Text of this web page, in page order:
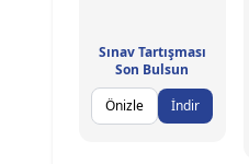
Sınav Tartışması
Son Bulsun
Önizle
İndir